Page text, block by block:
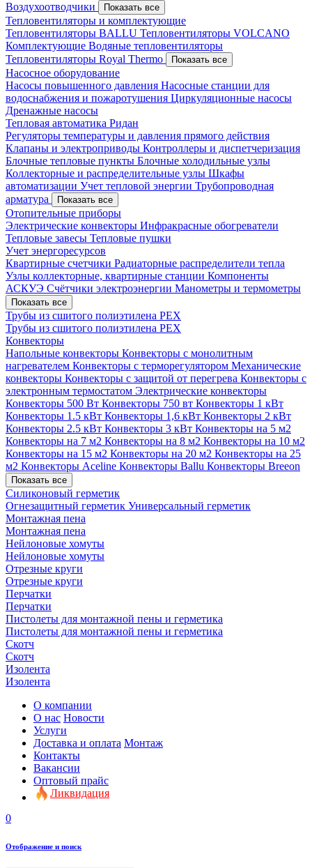
Воздухоотводчики
Показать все
Тепловентиляторы и комплектующие
Тепловентиляторы BALLU Тепловентиляторы VOLCANO
Комплектующие Водяные тепловентиляторы
Тепловентиляторы Royal Thermo
Показать все
Насосное оборудование
Насосы повышенного давления Насосные станции для
водоснабжения и пожаротушения Циркуляционные насосы
Дренажные насосы
Тепловая автоматика Ридан
Регуляторы температуры и давления прямого действия
Клапаны и электроприводы Контроллеры и диспетчеризация
Блочные тепловые пункты Блочные холодильные узлы
Коллекторные и распределительные узлы Шкафы
автоматизации Учет тепловой энергии Трубопроводная
арматура
Показать все
Отопительные приборы
Электрические конвекторы Инфракрасные обогреватели
Тепловые завесы Тепловые пушки
Учет энергоресурсов
Квартирные счетчики Радиаторные распределители тепла
Узлы коллекторные, квартирные станции Компоненты
АСКУЭ Счётчики электроэнергии Манометры и термометры
Показать все
Трубы из сшитого полиэтилена PEX
Трубы из сшитого полиэтилена PEX
Конвекторы
Напольные конвекторы Конвекторы с монолитным
нагревателем Конвекторы с терморегулятором Механические
конвекторы Конвекторы с защитой от перегрева Конвекторы с
электронным термостатом Электрические конвекторы
Конвекторы 500 Вт Конвекторы 750 вт Конвекторы 1 кВт
Конвекторы 1.5 кВт Конвекторы 1,6 кВт Конвекторы 2 кВт
Конвекторы 2.5 кВт Конвекторы 3 кВт Конвекторы на 5 м2
Конвекторы на 7 м2 Конвекторы на 8 м2 Конвекторы на 10 м2
Конвекторы на 15 м2 Конвекторы на 20 м2 Конвекторы на 25
м2 Конвекторы Aceline Конвекторы Ballu Конвекторы Breeon
Показать все
Силиконовый герметик
Огнезащитный герметик Универсальный герметик
Монтажная пена
Монтажная пена
Нейлоновые хомуты
Нейлоновые хомуты
Отрезные круги
Отрезные круги
Перчатки
Перчатки
Пистолеты для монтажной пены и герметика
Пистолеты для монтажной пены и герметика
Скотч
Скотч
Изолента
Изолента
О компании
О нас Новости
Услуги
Доставка и оплата Монтаж
Контакты
Вакансии
Оптовый прайс
Ликвидация
0
Отображение и поиск